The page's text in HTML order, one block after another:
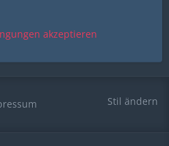
Stil ändern